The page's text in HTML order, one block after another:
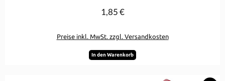
Regulärer Preis:
1,85 €
Preise inkl. MwSt. zzgl. Versandkosten
In den Warenkorb